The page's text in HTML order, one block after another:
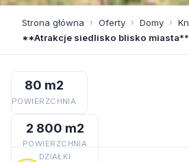
Strona główna › Oferty › Domy ›
**Atrakcje siedlisko blisko miasta**
80 m2
POWIERZCHNIA
2 800 m2
POWIERZCHNIA
DZIAŁKI